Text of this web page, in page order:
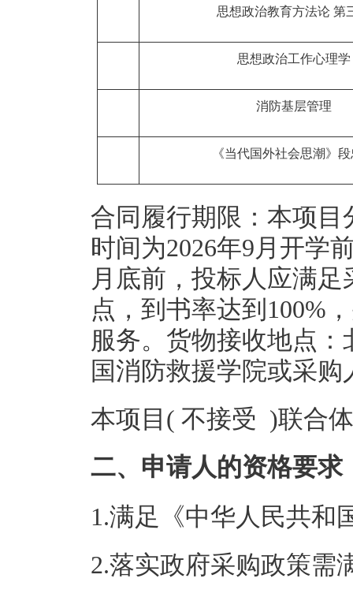
思想政治教育方法论 第
思想政治工作心理学
消防基层管理
《当代国外社会思潮》
合同履行期限：本项
时间为2026年9月开学
月底前，投标人应满
点，到书率达到100%
服务。货物接收地点
国消防救援学院或采购
本项目( 不接受 )联合
二、申请人的资格要求
1.满足《中华人民共和
2.落实政府采购政策需